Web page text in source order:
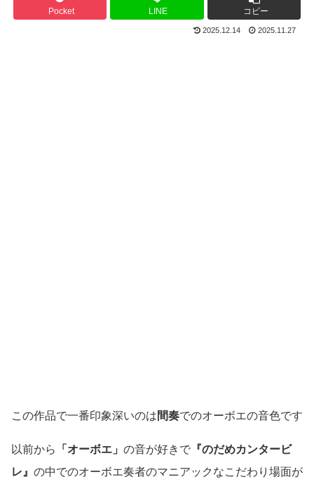
Pocket LINE コピー
2025.12.14 2025.11.27
この作品で一番印象深いのは間奏でのオーボエの音色です
以前から 「オーボエ」 の音が好きで 『のだめカンタービ
レ』 の中でのオーボエ奏者のマニアックなこだわり場面が